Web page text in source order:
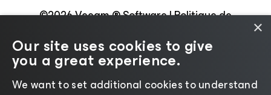
©2026 Veeam ® Software |Politique de
|
Secteur juridique|Politique de licences
Ressources pour les fournisseurs
×
Our site uses cookies to give
you a great experience.
We want to set additional cookies to understand